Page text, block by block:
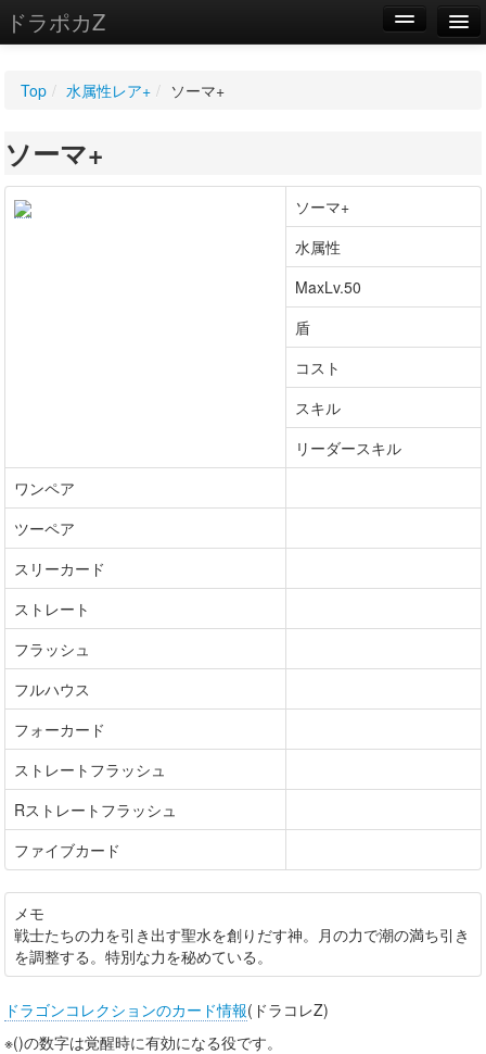
ドラポカZ
WIKI
設定
Top / 水属性レア+ / ソーマ+
ソーマ+
ソーマ+
水属性
MaxLv.50
盾
コスト
スキル
リーダースキル
ワンペア
ツーペア
スリーカード
ストレート
フラッシュ
フルハウス
フォーカード
ストレートフラッシュ
Rストレートフラッシュ
ファイブカード
メモ
戦士たちの力を引き出す聖水を創りだす神。月の力で潮の満ち引き
を調整する。特別な力を秘めている。
ドラゴンコレクションのカード情報(ドラコレZ)
※()の数字は覚醒時に有効になる役です。